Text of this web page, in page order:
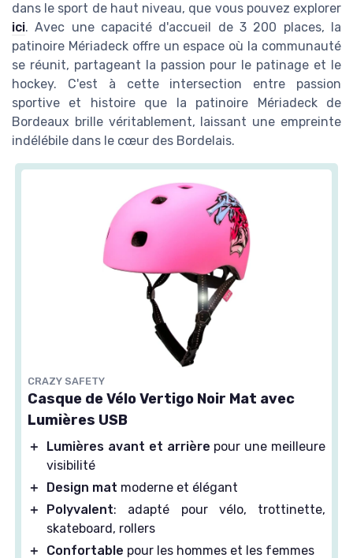
dans le sport de haut niveau, que vous pouvez explorer
ici. Avec une capacité d'accueil de 3 200 places, la
patinoire Mériadeck offre un espace où la communauté
se réunit, partageant la passion pour le patinage et le
hockey. C'est à cette intersection entre passion
sportive et histoire que la patinoire Mériadeck de
Bordeaux brille véritablement, laissant une empreinte
indélébile dans le cœur des Bordelais.
CRAZY SAFETY
Casque de Vélo Vertigo Noir Mat avec
Lumières USB
＋ Lumières avant et arrière pour une meilleure
visibilité
＋
Design mat moderne et élégant
＋
Polyvalent: adapté pour vélo, trottinette,
skateboard, rollers
＋
Confortable pour les hommes et les femmes